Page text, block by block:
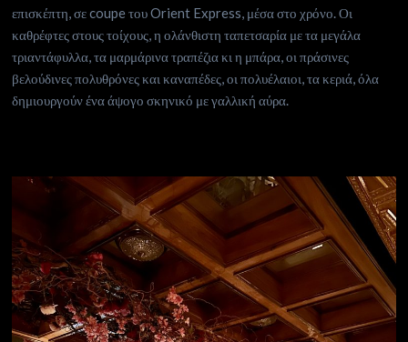
επισκέπτη, σε coupe του Orient Express, μέσα στο χρόνο. Οι
καθρέφτες στους τοίχους, η ολάνθιστη ταπετσαρία με τα μεγάλα
τριαντάφυλλα, τα μαρμάρινα τραπέζια κι η μπάρα, οι πράσινες
βελούδινες πολυθρόνες και καναπέδες, οι πολυέλαιοι, τα κεριά, όλα
δημιουργούν ένα άψογο σκηνικό με γαλλική αύρα.